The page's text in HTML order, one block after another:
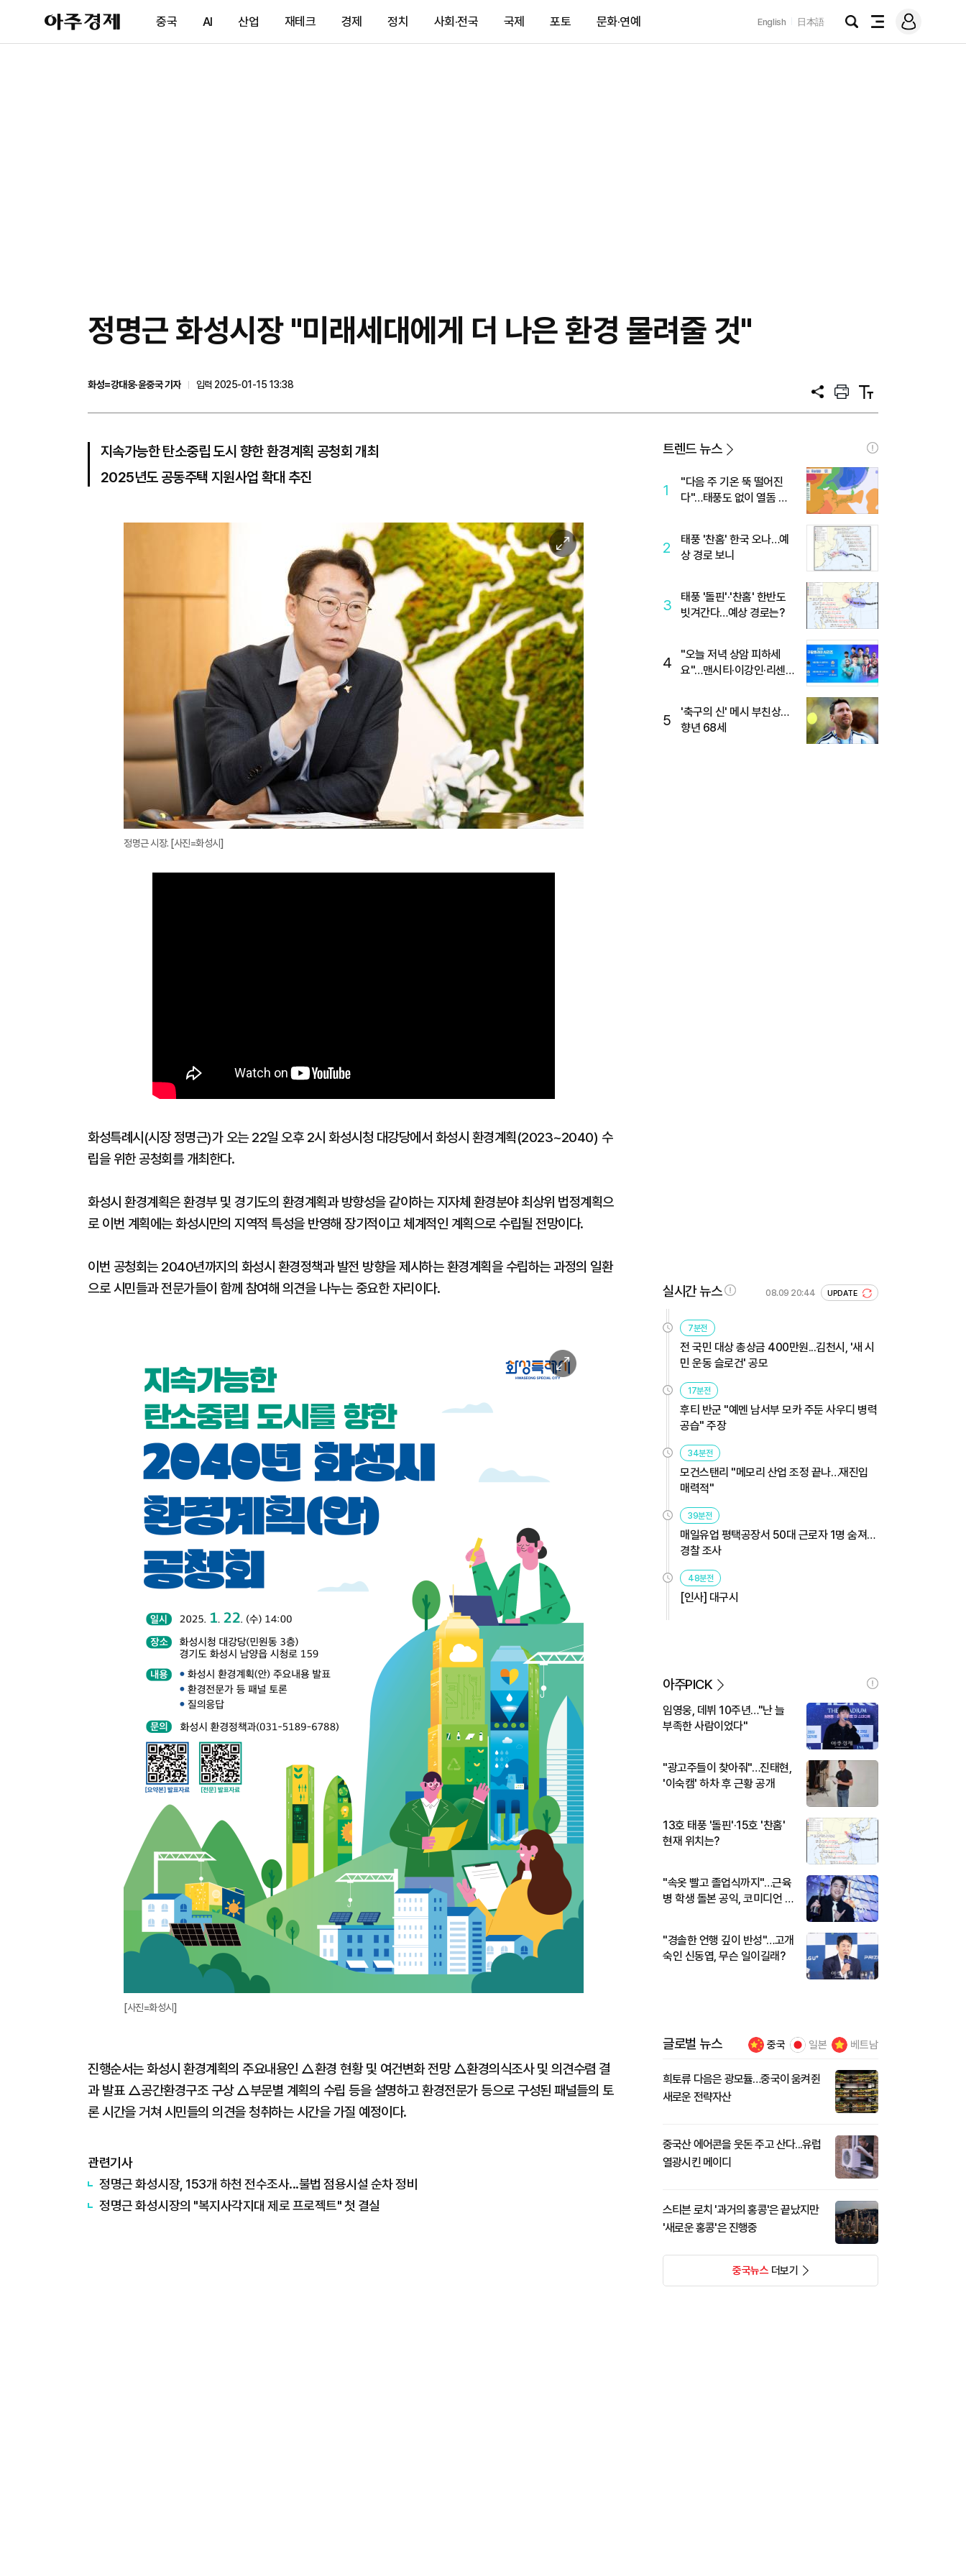
아
주
제
중국 AI 산업 재테크 경제 정치 사회·전국 국제 포토 문화·연예 English 日本語
검
전
메
그
정명근 화성시장 "미래세대에게 더 나은 환경 물려줄 것"
화성=강대웅·윤중국 기자
입력 2025-01-15 13:38
공
프
트
텍
트
지속가능한 탄소중립 도시 향한 환경계획 공청회 개최
2025년도 공동주택 지원사업 확대 추진
이
미
지
확
대
정명근 시장. [사진=화성시]
화성특례시(시장 정명근)가 오는 22일 오후 2시 화성시청 대강당에서 화성시 환경계획(2023~2040) 수
립을 위한 공청회를 개최한다.
화성시 환경계획은 환경부 및 경기도의 환경계획과 방향성을 같이하는 지자체 환경분야 최상위 법정계획으
로 이번 계획에는 화성시만의 지역적 특성을 반영해 장기적이고 체계적인 계획으로 수립될 전망이다.
이번 공청회는 2040년까지의 화성시 환경정책과 발전 방향을 제시하는 환경계획을 수립하는 과정의 일환
으로 시민들과 전문가들이 함께 참여해 의견을 나누는 중요한 자리이다.
이
미
[사진=화성시]
진행순서는 화성시 환경계획의 주요내용인 △환경 현황 및 여건변화 전망 △환경의식조사 및 의견수렴 결
과 발표 △공간환경구조 구상 △부문별 계획의 수립 등을 설명하고 환경전문가 등으로 구성된 패널들의 토
론 시간을 거쳐 시민들의 의견을 청취하는 시간을 가질 예정이다.
관련기사
정명근 화성시장, 153개 하천 전수조사...불법 점용시설 순차 정비
정명근 화성시장의 "복지사각지대 제로 프로젝트" 첫 결실
트렌드 뉴스
1
"다음 주 기온 뚝 떨어진
다"…태풍도 없이 열돔 박
2
태풍 '찬홈' 한국 오나…예
상 경로 보니
3
태풍 '돌핀'·'찬홈' 한반도
빗겨간다…예상 경로는?
4
"오늘 저녁 상암 피하세
요"…맨시티·이강인·리센느
5
'축구의 신' 메시 부친상…
향년 68세
실시간 뉴스 08.09 20:44 UPDATE
7분전
전 국민 대상 총상금 400만원...김천시, '새 시
민 운동 슬로건' 공모
17분전
후티 반군 "예멘 남서부 모카 주둔 사우디 병력
공습" 주장
34분전
모건스탠리 "메모리 산업 조정 끝나…재진입
매력적"
39분전
매일유업 평택공장서 50대 근로자 1명 숨져…
경찰 조사
48분전
[인사] 대구시
아주PICK
임영웅, 데뷔 10주년…"난 늘
부족한 사람이었다"
"광고주들이 찾아줘"…진태현,
'이숙캠' 하차 후 근황 공개
13호 태풍 '돌핀'·15호 '찬홈'
현재 위치는?
"속옷 빨고 졸업식까지"…근육
병 학생 돌본 공익, 코미디언 김
"경솔한 언행 깊이 반성"…고개
숙인 신동엽, 무슨 일이길래?
글로벌 뉴스 중국 일본 베트남
희토류 다음은 광모듈…중국이 움켜쥔
새로운 전략자산
중국산 에어콘을 웃돈 주고 산다...유럽
열광시킨 메이디
스티븐 로치 '과거의 홍콩'은 끝났지만
'새로운 홍콩'은 진행중
중국뉴스더보기